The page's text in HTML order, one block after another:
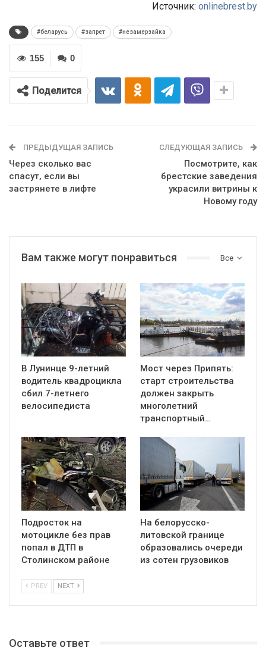
Источник: onlinebrest.by
#беларусь #запрет #незамерзайка
0
155
Поделится
ПРЕДЫДУЩАЯ ЗАПИСЬ
Через сколько вас
спасут, если вы
застрянете в лифте
СЛЕДУЮЩАЯ ЗАПИСЬ
Посмотрите, как
брестские заведения
украсили витрины к
Новому году
Все
Вам также могут понравиться
В Лунинце 9-летний
водитель квадроцикла
сбил 7-летнего
велосипедиста
Мост через Припять:
старт строительства
должен закрыть
многолетний
транспортный…
Подросток на
мотоцикле без прав
попал в ДТП в
Столинском районе
На белорусско-
литовской границе
образовались очереди
из сотен грузовиков
PREV NEXT
Оставьте ответ